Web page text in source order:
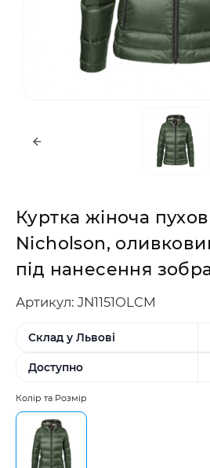
Куртка жіноча
Nicholson,
під нанесення
Артикул: JN1151OLCM
Склад у Львові
Доступно
Колір та Розмір